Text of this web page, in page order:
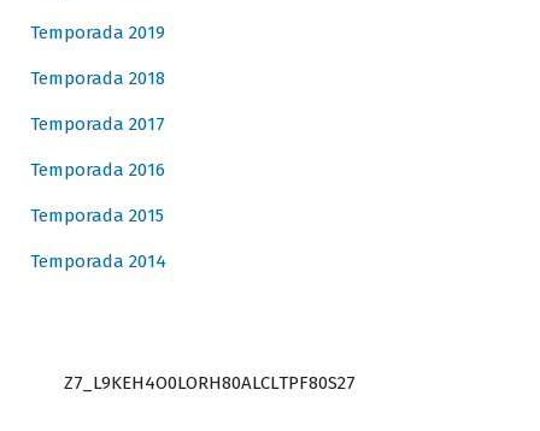
Temporada 2019
Temporada 2018
Temporada 2017
Temporada 2016
Temporada 2015
Temporada 2014
Z7_L9KEH4O0LORH80ALCLTPF80S27